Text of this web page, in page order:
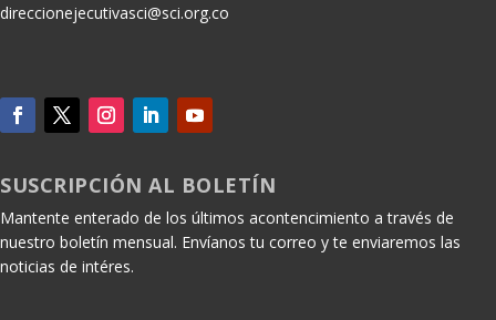
direccionejecutivasci@sci.org.co
SUSCRIPCIÓN AL BOLETÍN
Mantente enterado de los últimos acontencimiento a través de
nuestro boletín mensual. Envíanos tu correo y te enviaremos las
noticias de intéres.